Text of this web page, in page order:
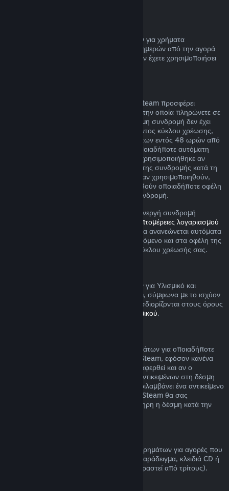
Μπορείτε να ζητήσετε επιστροφή χρημάτων για χρήματα
Πορτοφολιού Steam εντός δεκατεσσάρων ημερών από την αγορά
αν έχουν αγοραστεί μέσω του Steam και δεν έχετε χρησιμοποιήσει
Για κάποιο περιεχόμενο και υπηρεσίες, το Steam προσφέρει
περιοδική (π.χ. μηνιαία, ετήσια) πρόσβαση την οποία πληρώνετε σε
επαναλαμβανόμενη βάση. Αν μια ανανεώσιμη συνδρομή δεν έχει
χρησιμοποιηθεί κατά τη διάρκεια του τρέχοντος κύκλου χρέωσης,
μπορείτε να αιτηθείτε μια επιστροφή χρημάτων εντός 48 ωρών από
την αρχική αγορά ή εντός 48 ωρών από οποιαδήποτε αυτόματη
ανανέωση. Το περιεχομένο θεωρείται πως χρησιμοποιήθηκε αν
έχουν παιχτεί οποιαδήποτε παιχνίδια εντός της συνδρομής κατά τη
διάρκεια του τρέχοντος κύκλου χρέωσης ή αν χρησιμοποιηθούν,
καταναλωθούν, τροποποιηθούν ή μεταφερθούν οποιαδήποτε οφέλη
ή εκπτώσεις που περιλαμβάνονται με τη συνδρομή.
Σημειώστε ότι μπορείτε να ακυρώσετε μια ενεργή συνδρομή
λεπτομέρειες λογαριασμού
. Αφού ακυρωθεί, η συνδρομή σας δε θα ανανεώνεται αυτόματα
αλλά θα διατηρήσετε πρόσβαση στο περιεχόμενο και στα οφέλη της
συνδρομής μέχρι το τέλος του τρέχοντος κύκλου χρέωσής σας.
Μπορείτε να αιτηθείτε επιστροφή χρημάτων για Υλισμικό και
εξαρτήματα που αγοράστηκαν μέσω Steam, σύμφωνα με το ισχύον
χρονικό πλαίσιο και τη διαδικασία που προσδιορίζονται στους όρους
Πολιτικής Επιστροφής Χρημάτων Υλισμικού.
Μπορείτε να λάβετε πλήρη επιστροφή χρημάτων για οποιαδήποτε
δέσμη που αγοράσατε από το Κατάστημα Steam, εφόσον κανένα
από τα αντικείμενα της δέσμης δεν έχει μεταφερθεί και αν ο
συνδυασμένος χρόνος χρήσης όλων των αντικειμένων στη δέσμη
είναι κάτω από δύο ώρες. Αν μια δέσμη περιλαμβάνει ένα αντικείμενο
παιχνιδιού ή DLC που δεν επιστρέφεται, το Steam θα σας
ενημερώσει αν μπορεί αν επιστραφεί ολόκληρη η δέσμη κατά την
Η Valve δεν μπορεί να παρέχει επιστροφή χρημάτων για αγορές που
πραγματοποιούνται εκτός του Steam (για παράδειγμα, κλειδιά CD ή
κάρτες πορτοφολιού Steam που έχουν αγοραστεί από τρίτους).